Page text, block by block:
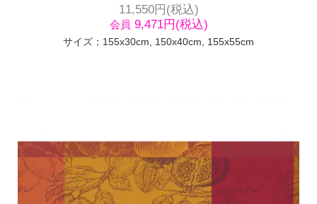
11,550円(税込)
会員 9,471円(税込)
サイズ：155x30cm, 150x40cm, 155x55cm